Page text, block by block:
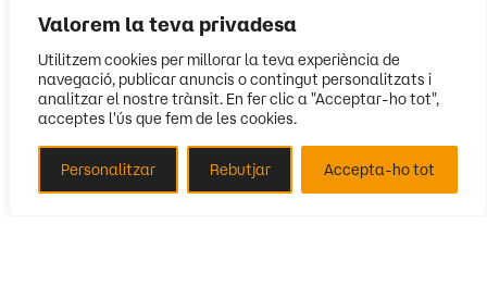
Valorem la teva privadesa
Utilitzem cookies per millorar la teva experiència de
navegació, publicar anuncis o contingut personalitzats i
analitzar el nostre trànsit. En fer clic a "Acceptar-ho tot",
acceptes l'ús que fem de les cookies.
Personalitzar Rebutjar Accepta-ho tot